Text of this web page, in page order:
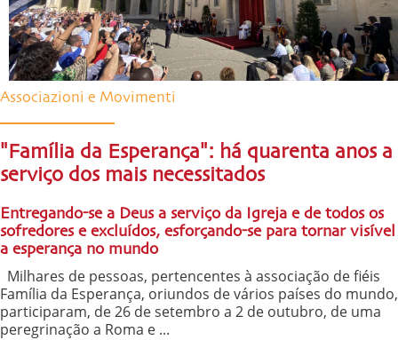
Associazioni e Movimenti
"Família da Esperança": há quarenta anos a
serviço dos mais necessitados
Entregando-se a Deus a serviço da Igreja e de todos os
sofredores e excluídos, esforçando-se para tornar visível
a esperança no mundo
Milhares de pessoas, pertencentes à associação de fiéis
Família da Esperança, oriundos de vários países do mundo,
participaram, de 26 de setembro a 2 de outubro, de uma
peregrinação a Roma e ...